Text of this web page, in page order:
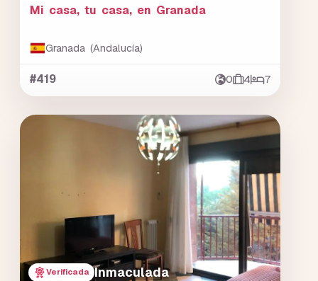
Mi casa, tu casa, en Granada
Granada (Andalucía)
#419 0 4 7
Verificada Inmaculada